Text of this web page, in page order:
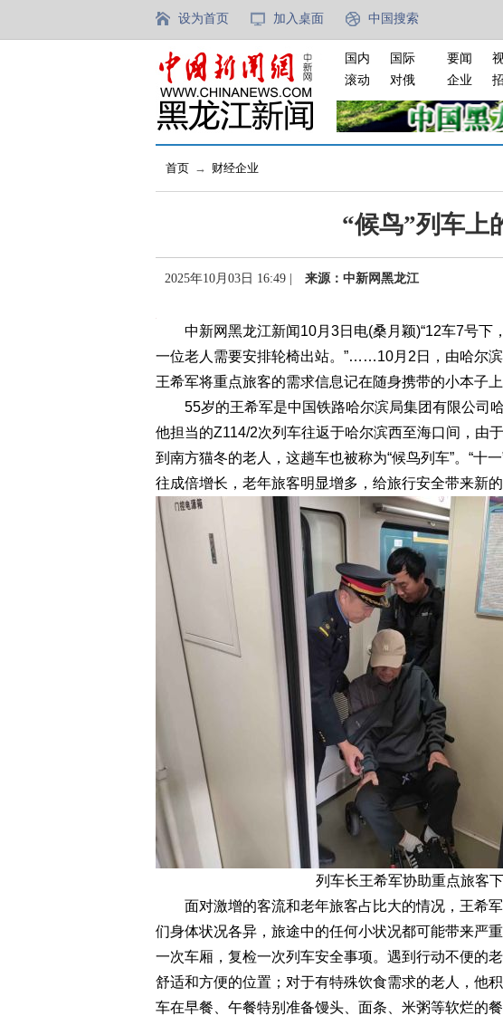
设为首页 加入桌面 中国搜索
国内
国际
滚动
对俄
要闻
企业
首页 → 财经企业
“候鸟”列车上
2025年10月03日 16:49 | 来源：中新网黑龙江
中新网黑龙江新闻10月3日电(桑月颖)“12车7号下，
一位老人需要安排轮椅出站。”……10月2日，由哈尔
王希军将重点旅客的需求信息记在随身携带的小本子
55岁的王希军是中国铁路哈尔滨局集团有限公司哈
他担当的Z114/2次列车往返于哈尔滨西至海口间，由
到南方猫冬的老人，这趟车也被称为“候鸟列车”。“十
往成倍增长，老年旅客明显增多，给旅行安全带来新的
列车长王希军协助重点旅客
面对激增的客流和老年旅客占比大的情况，王希军
们身体状况各异，旅途中的任何小状况都可能带来严
一次车厢，复检一次列车安全事项。遇到行动不便的
舒适和方便的位置；对于有特殊饮食需求的老人，他
车在早餐、午餐特别准备馒头、面条、米粥等软烂的